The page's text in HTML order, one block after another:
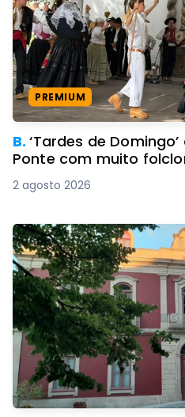
PREMIUM
B.‘Tardes de
Ponte com muito
2 agosto 2026